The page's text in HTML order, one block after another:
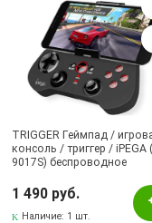
Лениногорск,
Лениногорск,
TRIGGER Геймпад /
консоль / триггер / iPEGA
9017S) беспроводное
для игр на смартфоне,
черный.
1 490 руб.
Наличие: 1 шт.